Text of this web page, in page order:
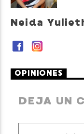
Neida
OPINIONES
DEJA UN